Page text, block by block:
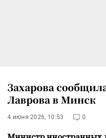
Захарова
Лаврова в Минск
4 июня 2026, 10:53 0